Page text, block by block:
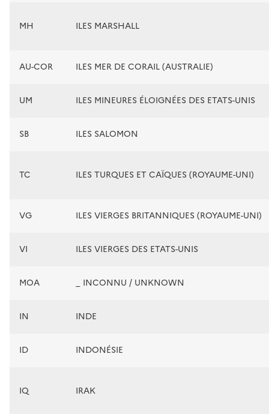
MH ILES MARSHALL
AU-COR ILES MER DE CORAIL (AUSTRALIE)
UM ILES MINEURES ÉLOIGNÉES DES ETATS-UNIS
SB ILES SALOMON
TC ILES TURQUES ET CAÏQUES (ROYAUME-UNI)
VG ILES VIERGES BRITANNIQUES (ROYAUME-UNI)
VI ILES VIERGES DES ETATS-UNIS
MOA _ INCONNU / UNKNOWN
IN INDE
ID INDONÉSIE
IQ IRAK